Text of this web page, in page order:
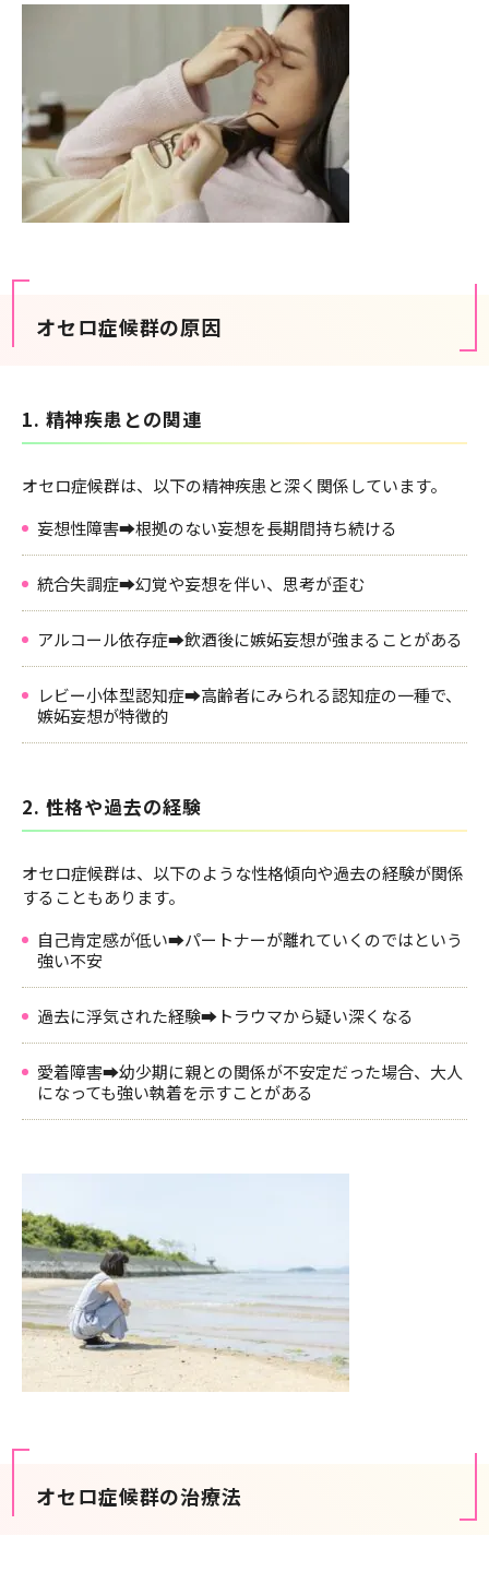
オセロ症候群の原因
1. 精神疾患との関連
オセロ症候群は、以下の精神疾患と深く関係しています。
妄想性障害➡根拠のない妄想を長期間持ち続ける
統合失調症➡幻覚や妄想を伴い、思考が歪む
アルコール依存症➡飲酒後に嫉妬妄想が強まることがある
レビー小体型認知症➡高齢者にみられる認知症の一種で、
嫉妬妄想が特徴的
2. 性格や過去の経験
オセロ症候群は、以下のような性格傾向や過去の経験が関係
することもあります。
自己肯定感が低い➡パートナーが離れていくのではという
強い不安
過去に浮気された経験➡トラウマから疑い深くなる
愛着障害➡幼少期に親との関係が不安定だった場合、大人
になっても強い執着を示すことがある
オセロ症候群の治療法